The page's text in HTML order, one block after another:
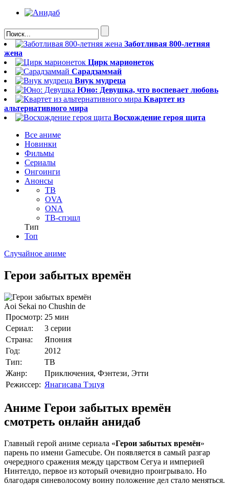
Заботливая 800-летняя
жена
Цирк марионеток
Сарадзаммай
Внук мудреца
Юно: Девушка, что воспевает любовь
Квартет из
альтернативного мира
Восхождение героя щита
Все аниме
Новинки
Фильмы
Сериалы
Онгоинги
Анонсы
ТВ
OVA
ONA
ТВ-спэшл
Тип
Топ
Случайное аниме
Герои забытых времён
Aoi Sekai no Chushin de
Просмотр: 25 мин
Сериал:
3 серии
Страна:
Япония
Год:
2012
Тип:
ТВ
Жанр:
Приключения, Фэнтези, Этти
Режиссер: Янагисава Тэцуя
Аниме Герои забытых времён
смотреть онлайн анидаб
Главный герой аниме сериала «Герои забытых времён»
парень по имени Gamecube. Он появляется в самый разгар
очередного сражения между царством Сегуа и империей
Нинтелдо, первое из который очевидно проигрывало. Но
благодаря синеволосому воину положение дел стало меняться.